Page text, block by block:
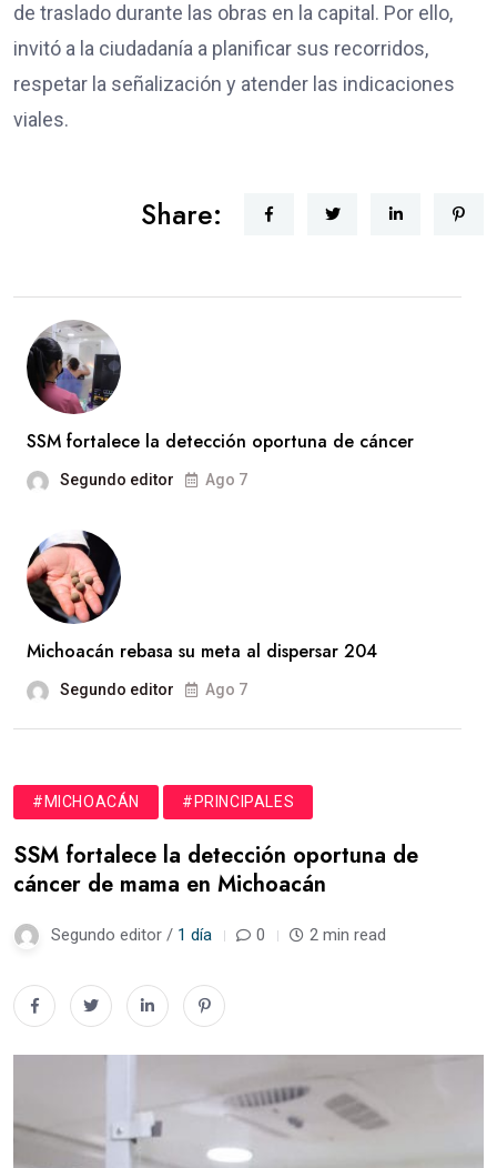
de traslado durante las obras en la capital. Por ello,
invitó a la ciudadanía a planificar sus recorridos,
respetar la señalización y atender las indicaciones
viales.
Share:
SSM fortalece la detección oportuna de cáncer
Segundo editor Ago 7
Michoacán rebasa su meta al dispersar 204
Segundo editor Ago 7
#MICHOACÁN #PRINCIPALES
SSM fortalece la detección oportuna de
cáncer de mama en Michoacán
Segundo editor / 1 día 0 2 min read